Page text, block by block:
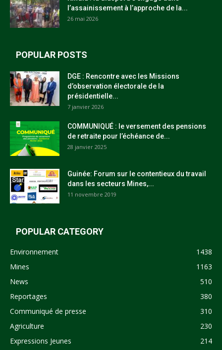
l’assainissement à l’approche de la...
26 mai 2026
POPULAR POSTS
DGE : Rencontre avec les Missions
d’observation électorale de la
présidentielle...
7 janvier 2026
COMMUNIQUÉ : le versement des pensions
de retraite pour l’échéance de...
28 janvier 2025
Guinée: Forum sur le contentieux du travail
dans les secteurs Mines,...
11 novembre 2019
POPULAR CATEGORY
Environnement
1438
Mines
1163
News
510
Reportages
380
Communiqué de presse
310
Agriculture
230
Expressions Jeunes
214